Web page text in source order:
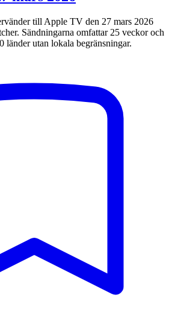
till Apple TV den 27 mars 2026
Sändningarna omfattar 25 veckor och
länder utan lokala begränsningar.